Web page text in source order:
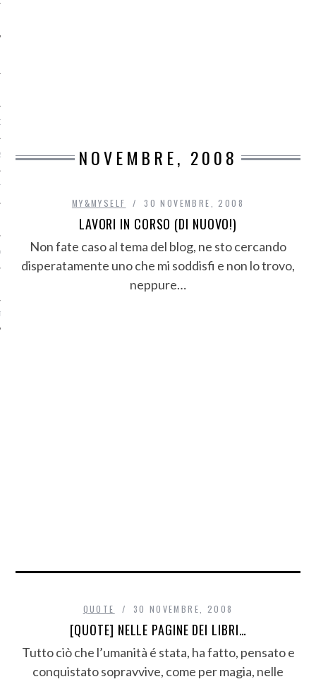
DI ACCESSO AI DATI
NOVEMBRE, 2008
MY&MYSELF 30 NOVEMBRE, 2008
LAVORI IN CORSO (DI NUOVO!)
Non fate caso al tema del blog, ne sto cercando
disperatamente uno che mi soddisfi e non lo trovo,
neppure…
QUOTE 30 NOVEMBRE, 2008
[QUOTE] NELLE PAGINE DEI LIBRI…
Tutto ciò che l’umanità é stata, ha fatto, pensato e
conquistato sopravvive, come per magia, nelle